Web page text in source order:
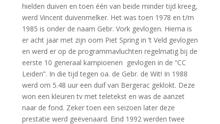
hielden duiven en toen één van beide minder tijd kreeg,
werd Vincent duivenmelker. Het was toen 1978 en t/m
1985 is onder de naam Gebr. Vork gevlogen. Hierna is
er acht jaar met zijn oom Piet Spring in ’t Veld gevlogen
en werd er op de programmavluchten regelmatig bij de
eerste 10 generaal kampioenen gevlogen in de “CC
Leiden”. In die tijd tegen oa. de Gebr. de Wit! In 1988
werd om 5.48 uur een duif van Bergerac geklokt. Deze
won een kleuren tv met teletekst en was de aanzet
naar de fond. Zeker toen een seizoen later deze
prestatie werd geëvenaard. Eind 1992 werden twee